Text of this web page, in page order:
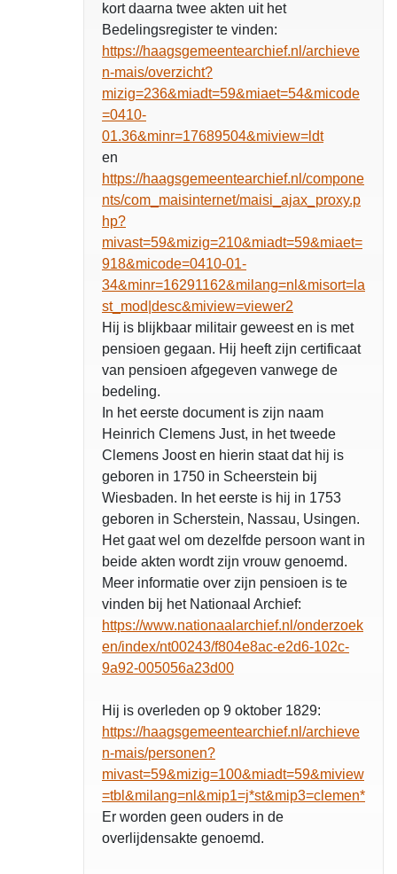
kort daarna twee akten uit het
Bedelingsregister te vinden:
https://haagsgemeentearchief.nl/archieve
n-mais/overzicht?
mizig=236&miadt=59&miaet=54&micode
=0410-
01.36&minr=17689504&miview=ldt
en
https://haagsgemeentearchief.nl/compone
nts/com_maisinternet/maisi_ajax_proxy.p
hp?
mivast=59&mizig=210&miadt=59&miaet=
918&micode=0410-01-
34&minr=16291162&milang=nl&misort=la
st_mod|desc&miview=viewer2
Hij is blijkbaar militair geweest en is met
pensioen gegaan. Hij heeft zijn certificaat
van pensioen afgegeven vanwege de
bedeling.
In het eerste document is zijn naam
Heinrich Clemens Just, in het tweede
Clemens Joost en hierin staat dat hij is
geboren in 1750 in Scheerstein bij
Wiesbaden. In het eerste is hij in 1753
geboren in Scherstein, Nassau, Usingen.
Het gaat wel om dezelfde persoon want in
beide akten wordt zijn vrouw genoemd.
Meer informatie over zijn pensioen is te
vinden bij het Nationaal Archief:
https://www.nationaalarchief.nl/onderzoek
en/index/nt00243/f804e8ac-e2d6-102c-
9a92-005056a23d00
Hij is overleden op 9 oktober 1829:
https://haagsgemeentearchief.nl/archieve
n-mais/personen?
mivast=59&mizig=100&miadt=59&miview
=tbl&milang=nl&mip1=j*st&mip3=clemen*
Er worden geen ouders in de
overlijdensakte genoemd.